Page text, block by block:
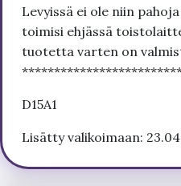
Levyissä ei ole niin
toimisi ehjässä
tuotetta varten on
D15A1
Lisätty valikoimaan: